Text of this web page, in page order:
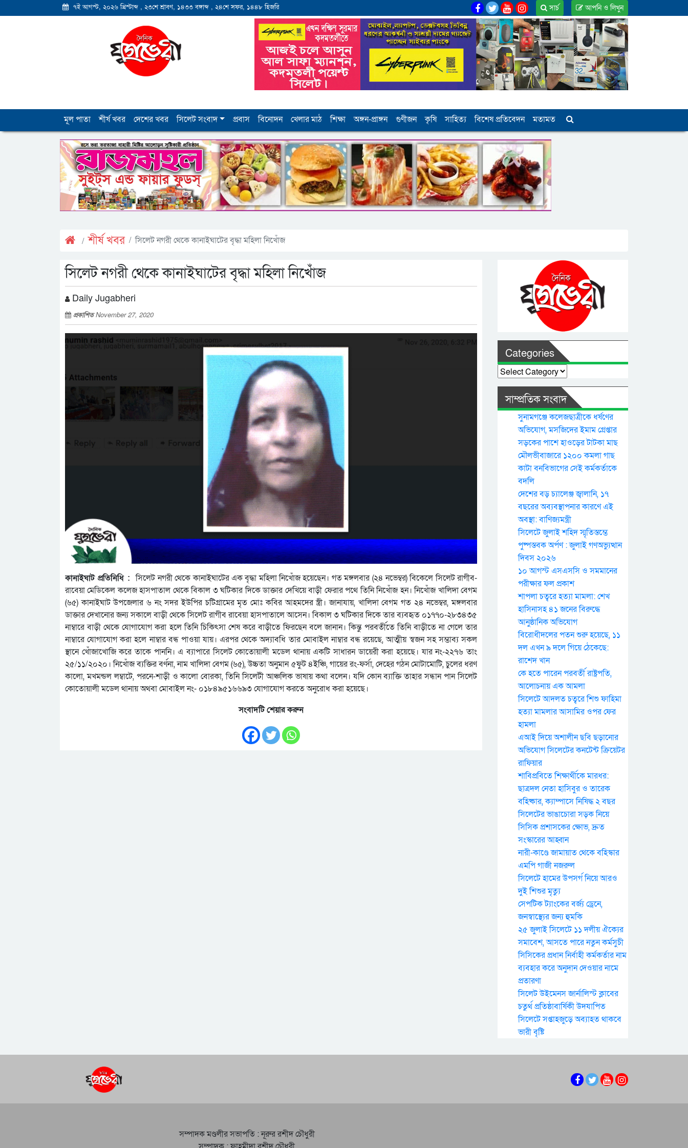
৭ই আগস্ট, ২০২৬ খ্রিস্টাব্দ , ২৩শে শ্রাবণ, ১৪৩৩ বঙ্গাব্দ , ২৪শে সফর, ১৪৪৮ হিজরি আপনি ও লিখুন
সার্চ
মূল পাতা শীর্ষ খবর দেশের খবর সিলেট সংবাদ প্রবাস বিনোদন খেলার মাঠ শিক্ষা অঙ্গন-প্রাঙ্গন গুণীজন কৃষি সাহিত্য বিশেষ প্রতিবেদন মতামত
শীর্ষ খবর সিলেট নগরী থেকে কানাইঘাটের বৃদ্ধা মহিলা নিখোঁজ
সিলেট নগরী থেকে কানাইঘাটের বৃদ্ধা মহিলা নিখোঁজ
Daily Jugabheri
প্রকাশিতNovember 27, 2020
কানাইঘাট প্রতিনিধি :সিলেট নগরী থেকে কানাইঘাটের এক বৃদ্ধা মহিলা নিখোঁজ হয়েছেন। গত মঙ্গলবার (২৪ নভেম্বর) বিকেলে সিলেট রাগীব-
রাবেয়া মেডিকেল কলেজ হাসপাতাল থেকে বিকাল ৩ ঘটিকার দিকে ডাক্তার দেখিয়ে বাড়ী ফেরার পথে তিনি নিখোঁজ হন। নিখোঁজ খালিদা বেগম
(৬৫) কানাইঘাট উপজেলার ৬ নং সদর ইউপির চটিগ্রামের মৃত মোঃ কবির আহমদের স্ত্রী। জানাযায়, খালিদা বেগম গত ২৪ নভেম্বর, মঙ্গলবার
ডাক্তার দেখানোর জন্য সকালে বাড়ী থেকে সিলেট রাগীব রাবেয়া হাসপাতালে আসেন। বিকাল ৩ ঘটিকার দিকে তার ব্যবহৃত ০১৭৭০-২৮৩৪৩৫
নাম্বারে বাড়ী থেকে যোগাযোগ করা হলে তিনি চিকিৎসা শেষ করে বাড়ীতে ফিরছেন বলে জানান। কিন্তু পরবর্তীতে তিনি বাড়ীতে না গেলে তার
নাম্বারে যোগাযোগ করা হলে নাম্বার বন্ধ পাওয়া যায়। এরপর থেকে অদ্যাবধি তার মোবাইল নাম্বার বন্ধ রয়েছে, আত্মীয় স্বজন সহ সম্ভাব্য সকল
স্থানে খোঁজাখোজি করে তাকে পাননি। এ ব্যাপারে সিলেট কোতোয়ালী মডেল থানায় একটি সাধারন ডায়েরী করা হয়েছে। যার নং-২২৭৬ তাং
২৫/১১/২০২০। নিখোঁজ ব্যক্তির বর্ণনা, নাম খালিদা বেগম (৬৫), উচ্চতা অনুমান ৫ফুট ৪ইঞ্চি, গায়ের রং-ফর্সা, দেহের গঠন মোটামোটি, চুলের ধরণ
কালো, মখমন্ডল লম্বাটে, পরনে-শাড়ী ও কালো বোরকা, তিনি সিলেটী আঞ্চলিক ভাষায় কথা বলেন। যদি কোন ব্যাক্তি তাহার সন্ধান পান সিলেট
কোতোয়ালী মডেল থানায় অথবা মোবাইল নং- ০১৮৪৯৫১৬৬৯৩ যোগাযোগ করতে অনুরোধ করা হয়েছে।
সংবাদটি শেয়ার করুন
Categories
Categories
সাম্প্রতিক সংবাদ
সুনামগঞ্জে কলেজছাত্রীকে ধর্ষণের
অভিযোগ, মসজিদের ইমাম গ্রেপ্তার
সড়কের পাশে হাওড়ের টাটকা মাছ
মৌলভীবাজারে ১২০০ কমলা গাছ
কাটা বনবিভাগের সেই কর্মকর্তাকে
বদলি
দেশের বড় চ্যালেঞ্জ জ্বালানি, ১৭
বছরের অব্যবস্থাপনার কারণে এই
অবস্থা: বাণিজ্যমন্ত্রী
সিলেটে জুলাই শহিদ স্মৃতিস্তম্ভে
পুষ্পস্তবক অর্পণ : জুলাই গণঅভ্যুত্থান
দিবস ২০২৬
১০ আগস্ট এসএসসি ও সমমানের
পরীক্ষার ফল প্রকাশ
শাপলা চত্বরে হত্যা মামলা: শেখ
হাসিনাসহ ৪১ জনের বিরুদ্ধে
আনুষ্ঠানিক অভিযোগ
বিরোধীদলের পতন শুরু হয়েছে, ১১
দল এখন ৯ দলে গিয়ে ঠেকেছে:
রাশেদ খান
কে হতে পারেন পরবর্তী রাষ্ট্রপতি,
আলোচনায় এক আমলা
সিলেটে আদলত চত্বরে শিশু ফাহিমা
হত্যা মামলার আসামির ওপর ফের
হামলা
এআই দিয়ে অশালীন ছবি ছড়ানোর
অভিযোগ সিলেটের কনটেন্ট ক্রিয়েটর
রাফিয়ার
শাবিপ্রবিতে শিক্ষার্থীকে মারধর:
ছাত্রদল নেতা হাসিবুর ও তারেক
বহিষ্কার, ক্যাম্পাসে নিষিদ্ধ ২ বছর
সিলেটের ভাঙাচোরা সড়ক নিয়ে
সিসিক প্রশাসকের ক্ষোভ, দ্রুত
সংস্কারের আহ্বান
নারী-কাণ্ডে জামায়াত থেকে বহিস্কার
এমপি গাজী নজরুল
সিলেটে হামের উপসর্গ নিয়ে আরও
দুই শিশুর মৃত্যু
সেপটিক ট্যাংকের বর্জ্য ড্রেনে,
জনস্বাস্থ্যের জন্য হুমকি
২৫ জুলাই সিলেটে ১১ দলীয় ঐক্যের
সমাবেশ, আসতে পারে নতুন কর্মসুচী
সিসিকের প্রধান নির্বাহী কর্মকর্তার নাম
ব্যবহার করে অনুদান দেওয়ার নামে
প্রতারণা
সিলেট উইমেনস জার্নালিস্ট ক্লাবের
চতুর্থ প্রতিষ্ঠাবার্ষিকী উদযাপিত
সিলেটে সপ্তাহজুড়ে অব্যাহত থাকবে
ভারী বৃষ্টি
সম্পাদক মণ্ডলীর সভাপতি : নূরুর রশীদ চৌধুরী